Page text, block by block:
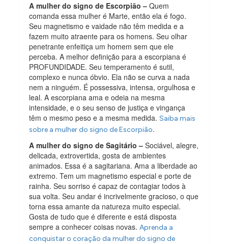
A mulher do signo de Escorpião –Quem
comanda essa mulher é Marte, então ela é fogo.
Seu magnetismo e vaidade não têm medida e a
fazem muito atraente para os homens. Seu olhar
penetrante enfeitiça um homem sem que ele
perceba. A melhor definição para a escorpiana é
PROFUNDIDADE. Seu temperamento é sutil,
complexo e nunca óbvio. Ela não se curva a nada
nem a ninguém. É possessiva, intensa, orgulhosa e
leal. A escorpiana ama e odeia na mesma
intensidade, e o seu senso de justiça e vingança
têm o mesmo peso e a mesma medida.Saiba mais
sobre a mulher do signo de Escorpião.
A mulher do signo de Sagitário – Sociável, alegre,
delicada, extrovertida, gosta de ambientes
animados. Essa é a sagitariana. Ama a liberdade ao
extremo. Tem um magnetismo especial e porte de
rainha. Seu sorriso é capaz de contagiar todos à
sua volta. Seu andar é incrivelmente gracioso, o que
torna essa amante da natureza muito especial.
Gosta de tudo que é diferente e está disposta
sempre a conhecer coisas novas.Aprenda a
conquistar o coração da mulher do signo de